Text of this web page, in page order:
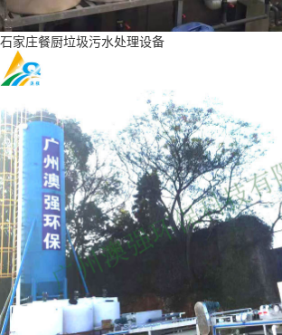
石家庄餐厨垃圾污水处理设备